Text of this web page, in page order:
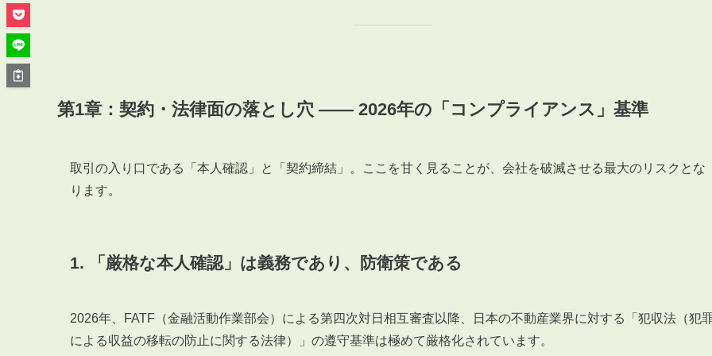
アパートの大規模修繕について
賃貸仲介会社様向け物件検索ログイン
お問い合わせ
※音声ガイダンス④を押してください。
第1章：契約・法律面の落とし穴 ―― 2026年の「コンプライアンス」基準
取引の入り口である「本人確認」と「契約締結」。ここを甘く見ることが、会社を破滅させる最大のリスクとな
ります。
1. 「厳格な本人確認」は義務であり、防衛策である
2026年、FATF（金融活動作業部会）による第四次対日相互審査以降、日本の不動産業界に対する「犯収法（犯
による収益の移転の防止に関する法律）」の遵守基準は極めて厳格化されています。